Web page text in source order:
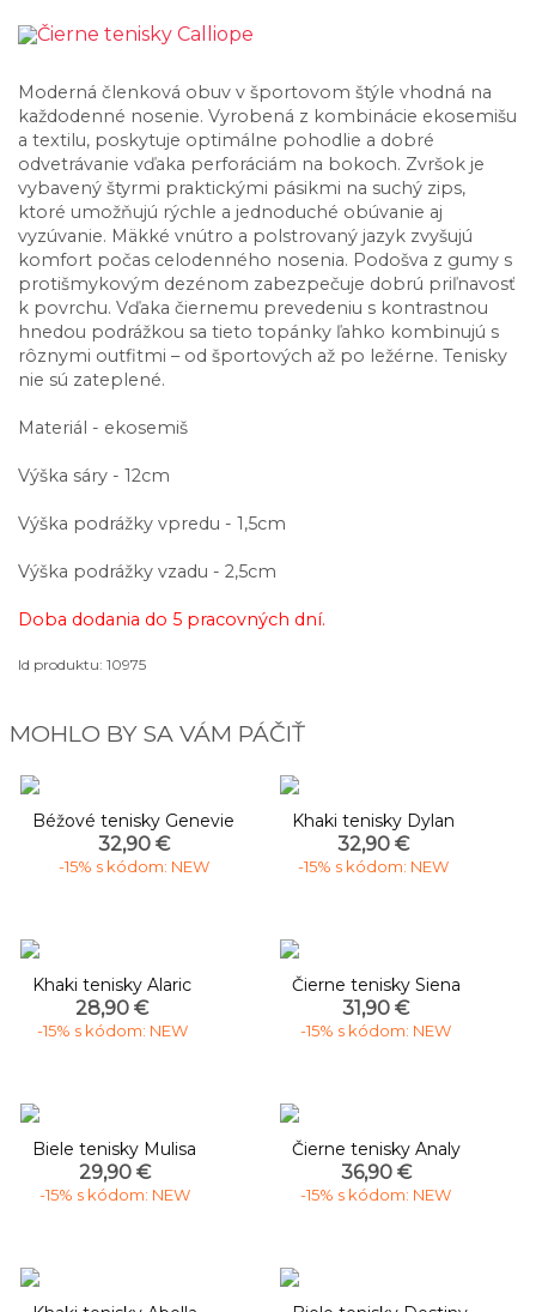
Moderná členková obuv v športovom štýle vhodná na
každodenné nosenie. Vyrobená z kombinácie ekosemišu
a textilu, poskytuje optimálne pohodlie a dobré
odvetrávanie vďaka perforáciám na bokoch. Zvršok je
vybavený štyrmi praktickými pásikmi na suchý zips,
ktoré umožňujú rýchle a jednoduché obúvanie aj
vyzúvanie. Mäkké vnútro a polstrovaný jazyk zvyšujú
komfort počas celodenného nosenia. Podošva z gumy s
protišmykovým dezénom zabezpečuje dobrú priľnavosť
k povrchu. Vďaka čiernemu prevedeniu s kontrastnou
hnedou podrážkou sa tieto topánky ľahko kombinujú s
rôznymi outfitmi – od športových až po ležérne. Tenisky
nie sú zateplené.
Materiál - ekosemiš
Výška sáry - 12cm
Výška podrážky vpredu - 1,5cm
Výška podrážky vzadu - 2,5cm
Doba dodania do 5 pracovných dní.
Id produktu: 10975
MOHLO BY SA VÁM PÁČIŤ
Béžové tenisky Genevie
32,90 €
-15% s kódom: NEW
Khaki tenisky Dylan
32,90 €
-15% s kódom: NEW
Khaki tenisky Alaric
28,90 €
-15% s kódom: NEW
Čierne tenisky Siena
31,90 €
-15% s kódom: NEW
Biele tenisky Mulisa
29,90 €
-15% s kódom: NEW
Čierne tenisky Analy
36,90 €
-15% s kódom: NEW